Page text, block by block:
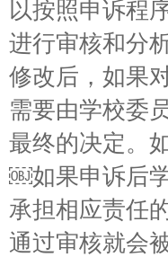
以按照申诉程
进行审核和分
修改后，如果
需要由学校委
最终的决定。
￼如果申诉后
承担相应责任
通过审核就会